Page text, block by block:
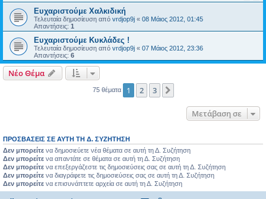
Eυχαριστούμε Χαλκιδική
Τελευταία δημοσίευση από vrdjop9j « 08 Μάιος 2012, 01:45
Απαντήσεις: 1
Ευχαριστούμε Κυκλάδες !
Τελευταία δημοσίευση από vrdjop9j « 07 Μάιος 2012, 23:36
Απαντήσεις: 6
Νέο Θέμα
75 θέματα 1 2 3
Μετάβαση σε
ΠΡΟΣΒΆΣΕΙΣ ΣΕ ΑΥΤΉ ΤΗ Δ. ΣΥΖΉΤΗΣΗ
Δεν μπορείτε να δημοσιεύετε νέα θέματα σε αυτή τη Δ. Συζήτηση
Δεν μπορείτε να απαντάτε σε θέματα σε αυτή τη Δ. Συζήτηση
Δεν μπορείτε να επεξεργάζεστε τις δημοσιεύσεις σας σε αυτή τη Δ. Συζήτηση
Δεν μπορείτε να διαγράφετε τις δημοσιεύσεις σας σε αυτή τη Δ. Συζήτηση
Δεν μπορείτε να επισυνάπτετε αρχεία σε αυτή τη Δ. Συζήτηση